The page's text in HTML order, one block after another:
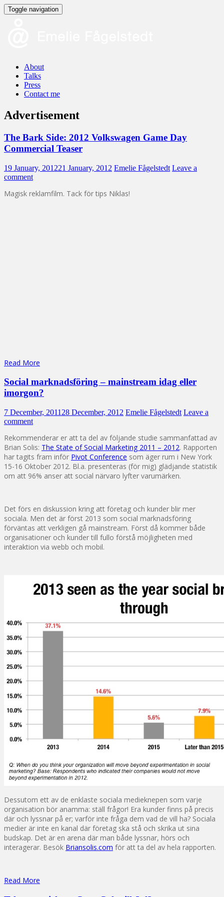
Toggle navigation
About
Talks
Press
Contact me
Advertisement
The Bark Side: 2012 Volkswagen Game Day
Commercial Teaser
19 January, 201221 January, 2012 Emelie Fågelstedt Leave a
comment
Magisk reklamfilm. Tack för tips Niklas!
Read More
Social marknadsföring – mainstream idag eller
imorgon?
7 December, 2011 28 December, 2012 Emelie Fågelstedt Leave a
comment
Rekommenderar er att ta del av följande studie sammanfattad av
Brian Solis: The State of Social Marketing 2011 – 2012. Rapporten
har tagits fram inför Pivot Conference som äger rum i New York
15-16 Oktober 2012. Bl.a. presenteras (för mig) glädjande statistik
om att 96% anser att social närvaro lyfter varumärken.
Det förs en diskussion kring att företag och kunder blir mer
sociala. Men det är först 2013 som social marknadsföring
förväntas att verkligen gå mainstream. Först då kommer både
organisationer och kunder till fullo förstå möjligheten med
interaktion via webb och mobil.
Dessutom ett av de enklaste sociala medieknepen som varje
organisation bör anamma: ställ frågor! Era kunder finns på precis
där och lyssnar på er; varför inte fråga dem vad de vill ha? Sociala
medier är inte en kanal där företag ska stå och skrika ut sina
budskap. Det är en arena där man både lyssnar, hörs och
interagerar. Besök Briansolis.com för att ta del av hela rapporten.
Read More